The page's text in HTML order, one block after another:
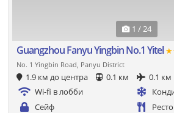
1 / 24
Guangzhou Fanyu Yingbin No.1 Yitel
No. 1 Yingbin Road, Panyu District
1.9 км до центра 0.1 км
0.1 км
Wi-fi в лобби
Сейф